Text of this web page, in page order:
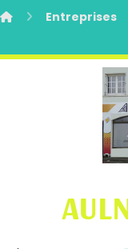
Entreprises